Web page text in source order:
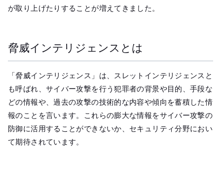
が取り上げたりすることが増えてきました。
脅威インテリジェンスとは
「脅威インテリジェンス」は、スレットインテリジェンスと
も呼ばれ、サイバー攻撃を行う犯罪者の背景や目的、手段な
どの情報や、過去の攻撃の技術的な内容や傾向を蓄積した情
報のことを言います。これらの膨大な情報をサイバー攻撃の
防御に活用することができないか、セキュリティ分野におい
て期待されています。